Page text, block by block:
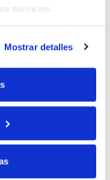
servicios.
Mostrar detalles
de datos.
tratamientos con
destinatarios: proveedor de